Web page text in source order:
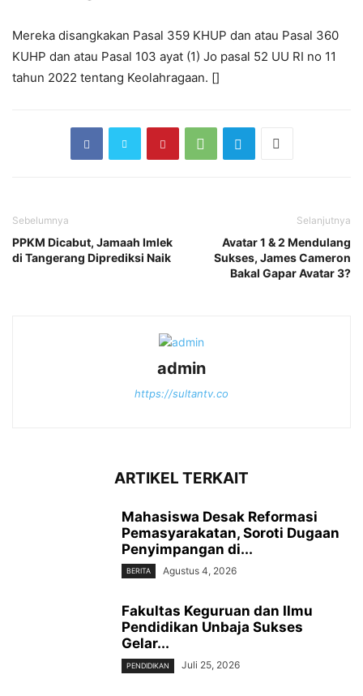
Mereka disangkakan Pasal 359 KHUP dan atau Pasal 360
KUHP dan atau Pasal 103 ayat (1) Jo pasal 52 UU RI no 11
tahun 2022 tentang Keolahragaan. []
Sebelumnya
PPKM Dicabut, Jamaah Imlek
di Tangerang Diprediksi Naik
Selanjutnya
Avatar 1 & 2 Mendulang
Sukses, James Cameron
Bakal Gapar Avatar 3?
admin
https://sultantv.co
ARTIKEL TERKAIT
Mahasiswa Desak Reformasi
Pemasyarakatan, Soroti Dugaan
Penyimpangan di...
BERITA Agustus 4, 2026
Fakultas Keguruan dan Ilmu
Pendidikan Unbaja Sukses
Gelar...
PENDIDIKAN Juli 25, 2026